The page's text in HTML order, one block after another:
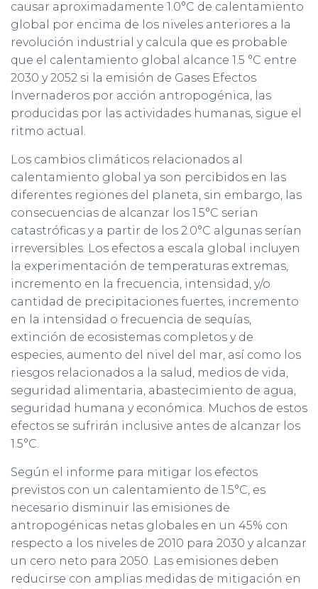
causar aproximadamente 1.0°C de calentamiento
global por encima de los niveles anteriores a la
revolución industrial y calcula que es probable
que el calentamiento global alcance 1.5 °C entre
2030 y 2052 si la emisión de Gases Efectos
Invernaderos por acción antropogénica, las
producidas por las actividades humanas, sigue el
ritmo actual.
Los cambios climáticos relacionados al
calentamiento global ya son percibidos en las
diferentes regiones del planeta, sin embargo, las
consecuencias de alcanzar los 1.5°C serian
catastróficas y a partir de los 2.0°C algunas serían
irreversibles. Los efectos a escala global incluyen
la experimentación de temperaturas extremas,
incremento en la frecuencia, intensidad, y/o
cantidad de precipitaciones fuertes, incremento
en la intensidad o frecuencia de sequías,
extinción de ecosistemas completos y de
especies, aumento del nivel del mar, así como los
riesgos relacionados a la salud, medios de vida,
seguridad alimentaria, abastecimiento de agua,
seguridad humana y económica. Muchos de estos
efectos se sufrirán inclusive antes de alcanzar los
1.5°C.
Según el informe para mitigar los efectos
previstos con un calentamiento de 1.5°C, es
necesario disminuir las emisiones de
antropogénicas netas globales en un 45% con
respecto a los niveles de 2010 para 2030 y alcanzar
un cero neto para 2050. Las emisiones deben
reducirse con amplias medidas de mitigación en